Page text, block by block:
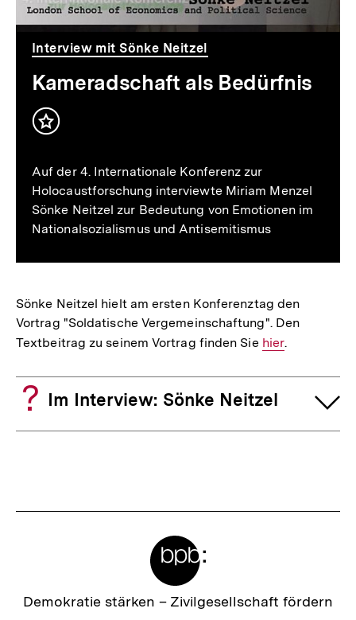
Interview mit Sönke Neitzel
Kameradschaft als Bedürfnis
Inhalt
Auf der 4. Internationale Konferenz zur
Holocaustforschung interviewte Miriam Menzel
Sönke Neitzel zur Bedeutung von Emotionen im
Nationalsozialismus und Antisemitismus
Sönke Neitzel hielt am ersten Konferenztag den
Vortrag "Soldatische Vergemeinschaftung". Den
Textbeitrag zu seinem Vortrag finden Sie Interner
hier.
Im Interview: Sönke Neitzel
Zur
Demokratie stärken – Zivilgesellschaft fördern